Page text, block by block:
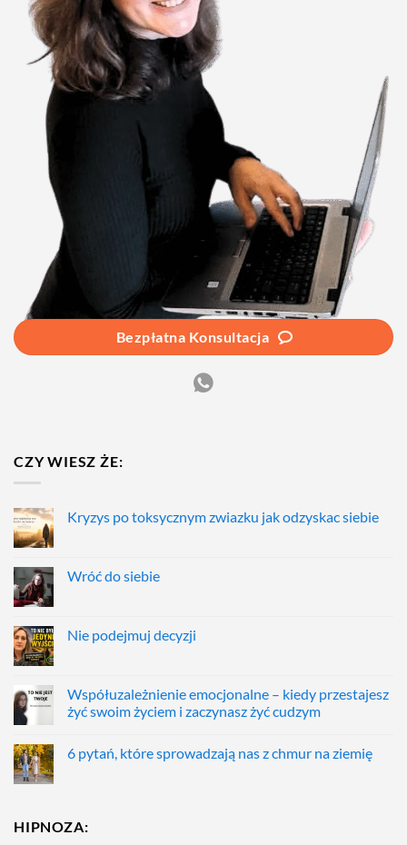
Bezpłatna Konsultacja
CZY WIESZ ŻE:
Kryzys po toksycznym zwiazku jak odzyskac siebie
Wróć do siebie
Nie podejmuj decyzji
Współuzależnienie emocjonalne – kiedy przestajesz
żyć swoim życiem i zaczynasz żyć cudzym
6 pytań, które sprowadzają nas z chmur na ziemię
HIPNOZA: